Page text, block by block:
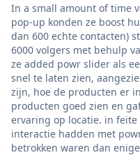
In a small amount of time
pop-up konden ze boost
dan 600 echte contacten)
6000 volgers met behulp
ze added powr slider als
snel te laten zien,
zijn, hoe de producten er
producten goed zien en
ervaring op locatie. in
interactie hadden met
betrokken waren dan